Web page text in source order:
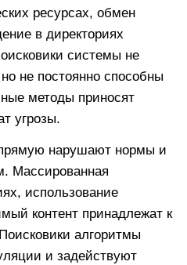
ресурсах, обмен
в директориях
системы не
не постоянно способны
методы приносят
угрозы.
нарушают нормы и
Массированная
использование
контент принадлежат к
алгоритмы
и задействуют